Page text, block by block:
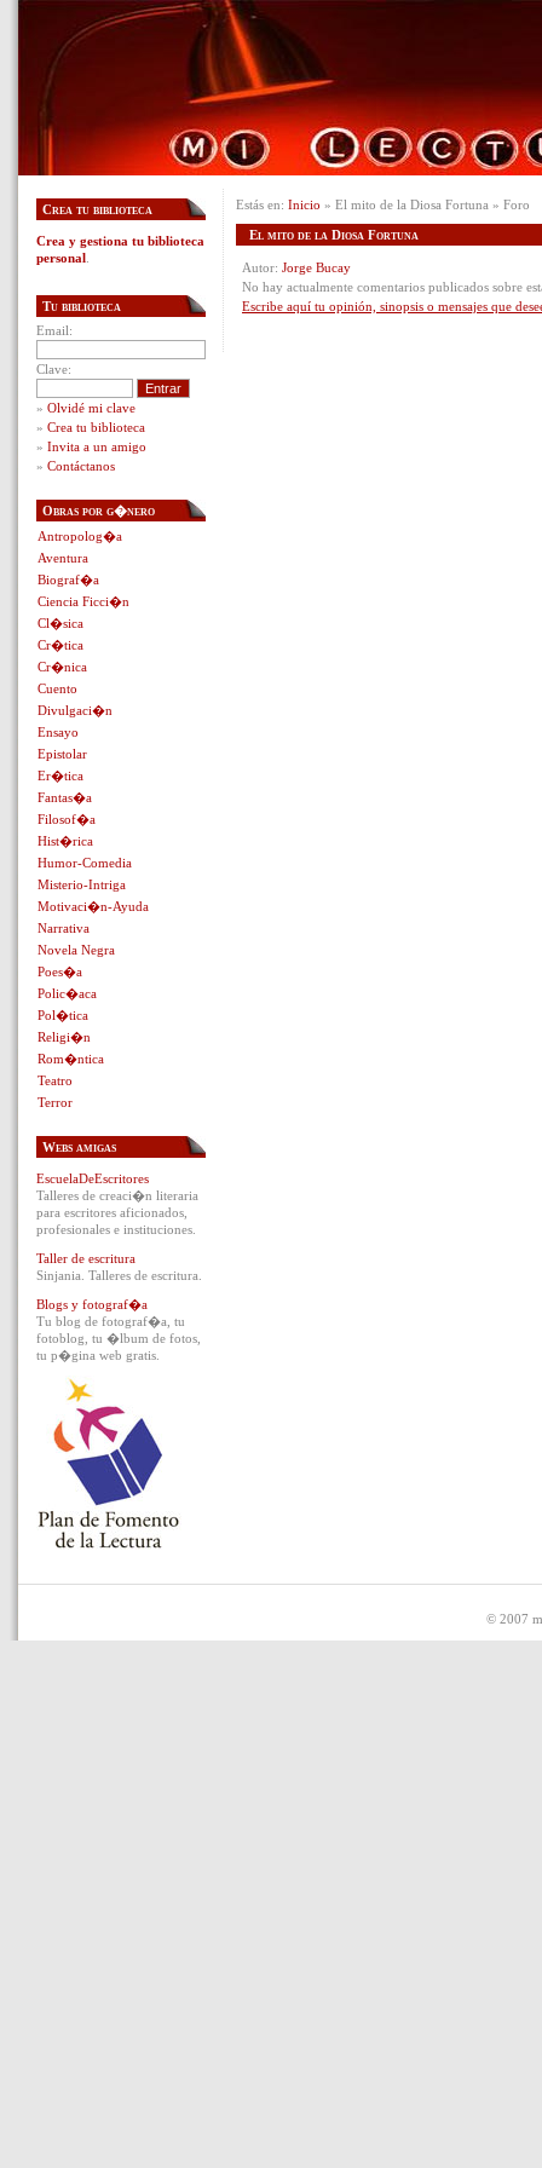
Estás en: Inicio » El mito de la Diosa Fortuna » Foro
El mito de la Diosa Fortuna
Autor: Jorge Bucay
No hay actualmente comentarios publicados sobre
Escribe aquí tu opinión, sinopsis o mensajes que
Crea tu biblioteca
Crea y gestiona tu biblioteca
personal
Tu biblioteca
Email:
Clave:
» Olvidé mi clave
» Crea tu biblioteca
» Invita a un amigo
» Contáctanos
Obras por g�nero
Antropolog�a
Aventura
Biograf�a
Ciencia Ficci�n
Cl�sica
Cr�tica
Cr�nica
Cuento
Divulgaci�n
Ensayo
Epistolar
Er�tica
Fantas�a
Filosof�a
Hist�rica
Humor-Comedia
Misterio-Intriga
Motivaci�n-Ayuda
Narrativa
Novela Negra
Poes�a
Polic�aca
Pol�tica
Religi�n
Rom�ntica
Teatro
Terror
Webs amigas
EscuelaDeEscritores
Talleres de creaci�n literaria
para escritores aficionados,
profesionales e instituciones.
Taller de escritura
Sinjania. Talleres de escritura.
Blogs y fotograf�a
Tu blog de fotograf�a, tu
fotoblog, tu �lbum de fotos,
tu p�gina web gratis.
© 2007